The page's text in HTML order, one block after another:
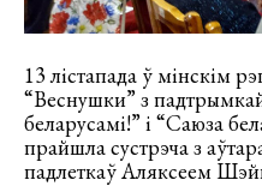
13 лістапада ў мінскім
“Веснушки” з
беларусамі!” і “Саюза
прайшла сустрэча з
падлеткаў Аляксеем